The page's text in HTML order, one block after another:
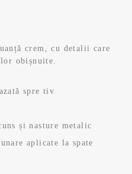
crem, cu detalii care
obișnuite.
spre tiv
și nasture metalic
aplicate la spate